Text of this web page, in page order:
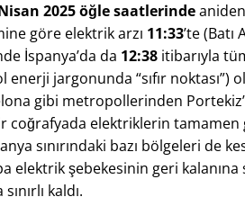
2025 öğle saatlerinde
göre elektrik arzı 11:33’te
İspanya’da da 12:38 itibarıyla
enerji jargonunda “sıfır noktası”)
gibi metropollerinden
coğrafyada elektriklerin tamamen
sınırındaki bazı bölgeleri de
elektrik şebekesinin geri
kaldı.